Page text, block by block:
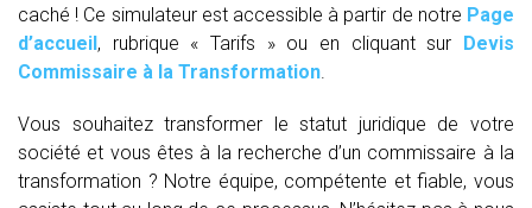
caché ! Ce simulateur est accessible à partir de notre Page
d’accueil, rubrique « Tarifs » ou en cliquant sur Devis
Commissaire à la Transformation.
Vous souhaitez transformer le statut juridique de votre
société et vous êtes à la recherche d’un commissaire à la
transformation ? Notre équipe, compétente et fiable, vous